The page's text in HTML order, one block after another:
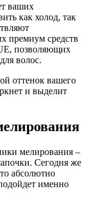
ваших
как холод, так
премиум средств
позволяющих
волос.
оттенок вашего
и выделит
мелирования –
Сегодня же
абсолютно
именно